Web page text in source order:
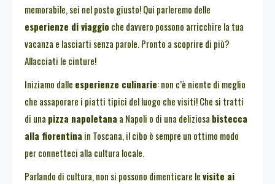
memorabile, sei nel posto giusto! Qui parleremo delle
esperienze di viaggio che davvero possono arricchire la tua
vacanza e lasciarti senza parole. Pronto a scoprire di più?
Allacciati le cinture!
Iniziamo dalle esperienze culinarie: non c’è niente di meglio
che assaporare i piatti tipici del luogo che visiti! Che si tratti
di una pizza napoletana a Napoli o di una deliziosa bistecca
alla fiorentina in Toscana, il cibo è sempre un ottimo modo
per connetteci alla cultura locale.
Parlando di cultura, non si possono dimenticare levisite ai